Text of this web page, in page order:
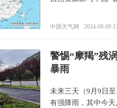
中国天气网 2024-09-09
警惕“摩羯”残
暴雨
未来三天（9月9日
有强降雨，其中今